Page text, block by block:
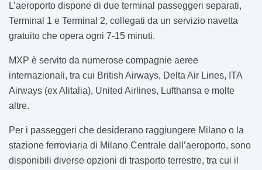
L’aeroporto dispone di due terminal passeggeri separati,
Terminal 1 e Terminal 2, collegati da un servizio navetta
gratuito che opera ogni 7-15 minuti.
MXP è servito da numerose compagnie aeree
internazionali, tra cui British Airways, Delta Air Lines, ITA
Airways (ex Alitalia), United Airlines, Lufthansa e molte
altre.
Per i passeggeri che desiderano raggiungere Milano o la
stazione ferroviaria di Milano Centrale dall’aeroporto, sono
disponibili diverse opzioni di trasporto terrestre, tra cui il